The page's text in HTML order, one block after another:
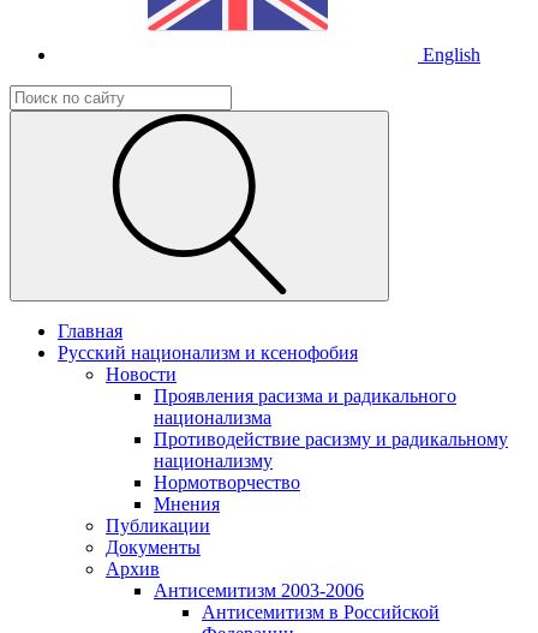
English
Главная
Русский национализм и ксенофобия
Новости
Проявления расизма и радикального
национализма
Противодействие расизму и радикальному
национализму
Нормотворчество
Мнения
Публикации
Документы
Архив
Антисемитизм 2003-2006
Антисемитизм в Российской